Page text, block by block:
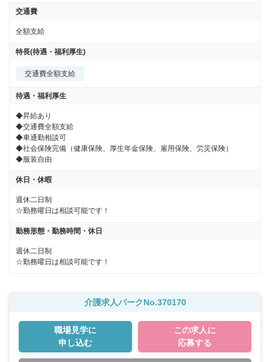
交通費
全額支給
特長(待遇・福利厚生)
交通費全額支給
待遇・福利厚生
◆昇給あり
◆交通費全額支給
◆車通勤相談可
◆社会保険完備（健康保険、厚生年金保険、雇用保険、労災保険）
◆服装自由
休日・休暇
週休二日制
☆勤務曜日は相談可能です！
勤務形態・勤務時間・休日
週休二日制
☆勤務曜日は相談可能です！
介護求人パークNo.370170
職場見学に
申し込む
この求人に
応募する